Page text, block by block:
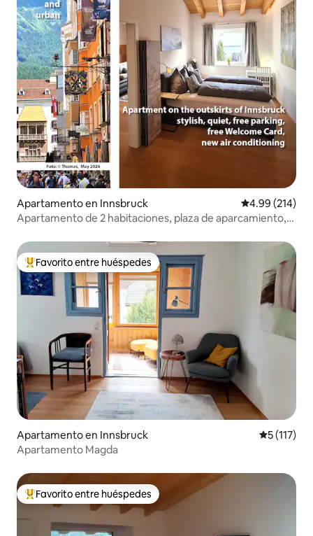
Apartamento en Innsbruck Calificación
4.99 (214)
Apartamento de 2 habitaciones, plaza de aparcamiento,
Favorito entre huéspedes preferido
Favorito entre huéspedes
Apartamento en Innsbruck
5 (117)
Apartamento Magda
Favorito entre huéspedes preferido
Favorito entre huéspedes